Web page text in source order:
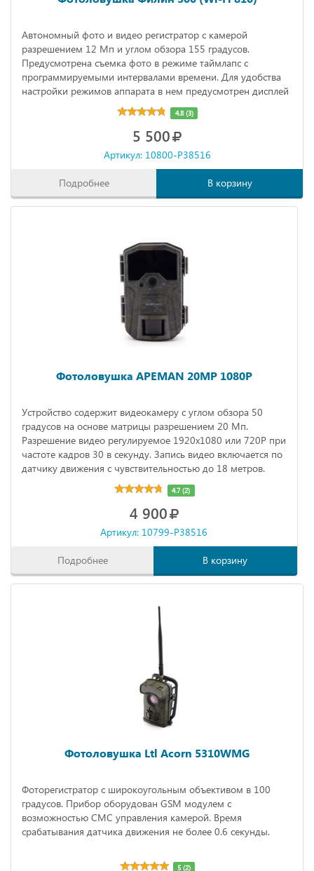
Автономный фото и видео регистратор с камерой
разрешением 12 Мп и углом обзора 155 градусов.
Предусмотрена съемка фото в режиме таймлапс с
программируемыми интервалами времени. Для удобства
настройки режимов аппарата в нем предусмотрен дисплей
диагональю 2,4 дюйма.
4.8 (3)
5 500
Артикул: 10800-P38516
Подробнее В корзину
Фотоловушка APEMAN 20MP 1080P
Устройство содержит видеокамеру с углом обзора 50
градусов на основе матрицы разрешением 20 Мп.
Разрешение видео регулируемое 1920х1080 или 720Р при
частоте кадров 30 в секунду. Запись видео включается по
датчику движения с чувствительностью до 18 метров.
4.7 (2)
4 900
Артикул: 10799-P38516
Подробнее В корзину
Фотоловушка Ltl Acorn 5310WMG
Фоторегистратор с широкоугольным объективом в 100
градусов. Прибор оборудован GSM модулем с
возможностью СМС управления камерой. Время
срабатывания датчика движения не более 0.6 секунды.
5 (2)